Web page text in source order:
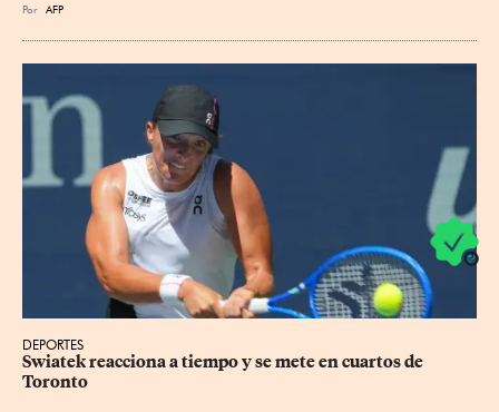
Por AFP
DEPORTES
Swiatek reacciona a tiempo y se mete en cuartos de
Toronto